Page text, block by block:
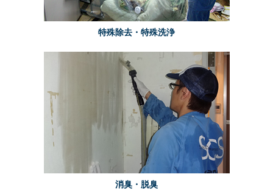
特殊除去・特殊洗浄
消臭・脱臭